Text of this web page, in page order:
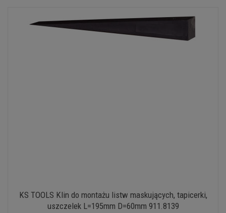
KS TOOLS Klin do montażu listw maskujących, tapicerki,
uszczelek L=195mm D=60mm 911.8139